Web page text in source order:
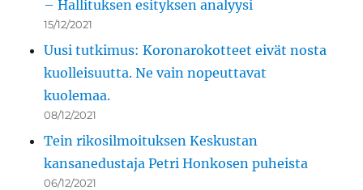
– Hallituksen esityksen analyysi
15/12/2021
Uusi tutkimus: Koronarokotteet eivät nosta
kuolleisuutta. Ne vain nopeuttavat
kuolemaa.
08/12/2021
Tein rikosilmoituksen Keskustan
kansanedustaja Petri Honkosen puheista
06/12/2021